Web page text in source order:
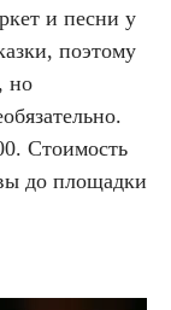
и песни у
поэтому
но
Стоимость
до площадки